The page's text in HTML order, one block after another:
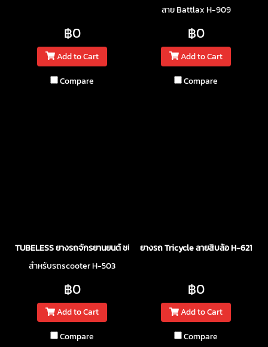
฿0
Add to Cart
Compare
ลาย Battlax H-909
฿0
Add to Cart
Compare
TUBELESS ยางรถจักรยานยนต์ ชนิดไม่ใช้ยางใน
สำหรับรถscooter H-503
฿0
Add to Cart
Compare
ยางรถ Tricycle ลายสิบล้อ H-621
฿0
Add to Cart
Compare